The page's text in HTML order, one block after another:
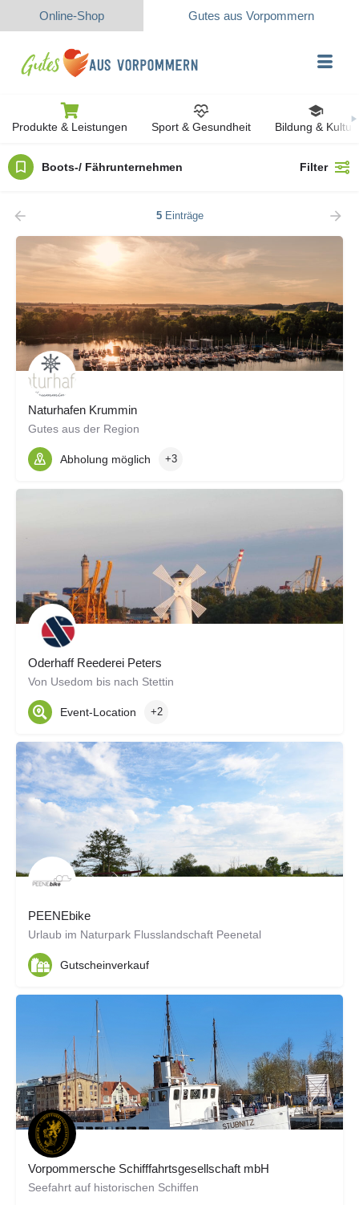
Online-Shop Gutes aus Vorpommern
Produkte & Leistungen Sport & Gesundheit Bildung & Kultur
Boots-/ Fährunternehmen Filter
5Einträge
Naturhafen Krummin
Gutes aus der Region
Abholung möglich +3
Oderhaff Reederei Peters
Von Usedom bis nach Stettin
Event-Location +2
PEENEbike
Urlaub im Naturpark Flusslandschaft Peenetal
Gutscheinverkauf
Vorpommersche Schifffahrtsgesellschaft mbH
Seefahrt auf historischen Schiffen